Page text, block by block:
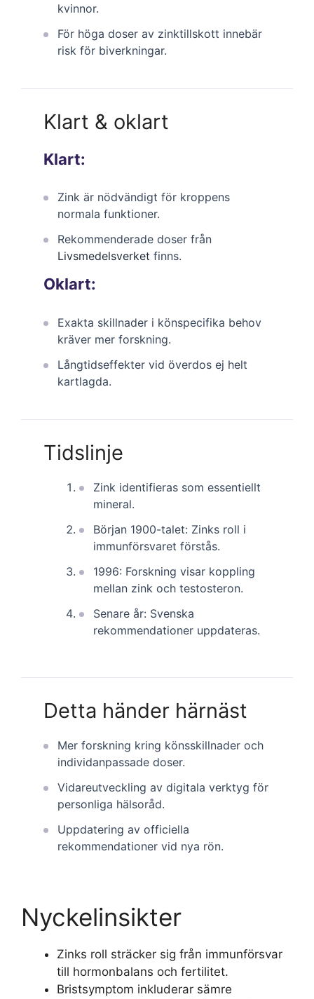
kvinnor.
För höga doser av zinktillskott innebär
risk för biverkningar.
Klart & oklart
Klart:
Zink är nödvändigt för kroppens
normala funktioner.
Rekommenderade doser från
Livsmedelsverket finns.
Oklart:
Exakta skillnader i könspecifika behov
kräver mer forskning.
Långtidseffekter vid överdos ej helt
kartlagda.
Tidslinje
Zink identifieras som essentiellt
mineral.
Början 1900-talet: Zinks roll i
immunförsvaret förstås.
1996: Forskning visar koppling
mellan zink och testosteron.
Senare år: Svenska
rekommendationer uppdateras.
Detta händer härnäst
Mer forskning kring könsskillnader och
individanpassade doser.
Vidareutveckling av digitala verktyg för
personliga hälsoråd.
Uppdatering av officiella
rekommendationer vid nya rön.
Nyckelinsikter
Zinks roll sträcker sig från immunförsvar
till hormonbalans och fertilitet.
Bristsymptom inkluderar sämre